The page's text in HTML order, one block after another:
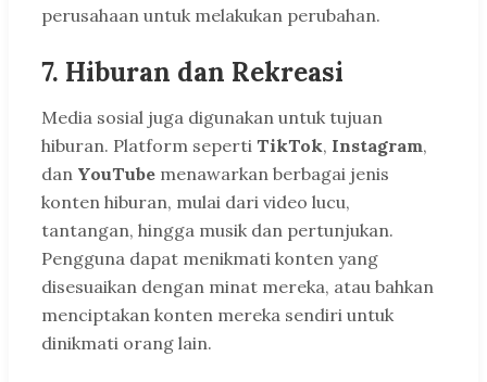
perusahaan untuk melakukan perubahan.
7. Hiburan dan Rekreasi
Media sosial juga digunakan untuk tujuan
hiburan. Platform seperti TikTok, Instagram,
dan YouTube menawarkan berbagai jenis
konten hiburan, mulai dari video lucu,
tantangan, hingga musik dan pertunjukan.
Pengguna dapat menikmati konten yang
disesuaikan dengan minat mereka, atau bahkan
menciptakan konten mereka sendiri untuk
dinikmati orang lain.